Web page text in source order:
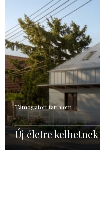
Támogatott tartalom
Új életre